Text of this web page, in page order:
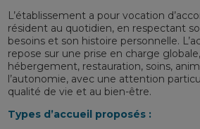
L’établissement a pour vocation
résident au quotidien, en respectant
besoins et son histoire personnelle.
repose sur une prise en charge
hébergement, restauration, soins,
l’autonomie, avec une attention
qualité de vie et au bien-être.
Types d’accueil proposés :